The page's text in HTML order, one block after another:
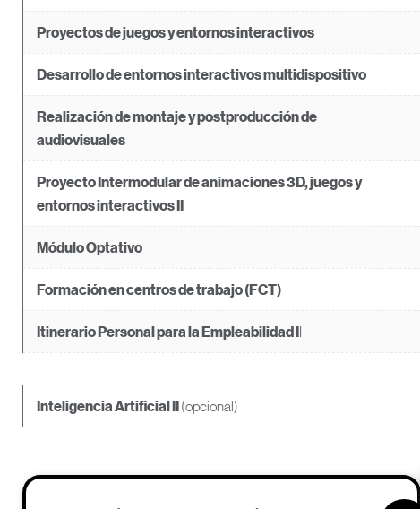
Proyectos de juegos y entornos interactivos
Desarrollo de entornos interactivos multidispositivo
Realización de montaje y postproducción de
audiovisuales
Proyecto Intermodular de animaciones 3D, juegos y
entornos interactivosII
Módulo Optativo
Formación en centros de trabajo (FCT)
Itinerario Personal para la Empleabilidad II
Inteligencia Artificial II(opcional)